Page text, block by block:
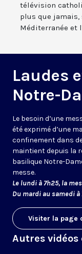
télévision
plus que
Méditerranée et
Laudes
Notre-
Le besoin d’une
été exprimé d’une
confinement dans
maintient depuis la
basilique Notre-
messe.
Le lundi à 7h25, la
Du mardi au samedi
Visiter la page
Autres vidéos